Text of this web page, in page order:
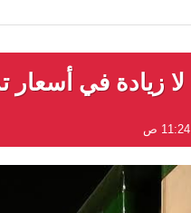
في أسعار
11:24 ص